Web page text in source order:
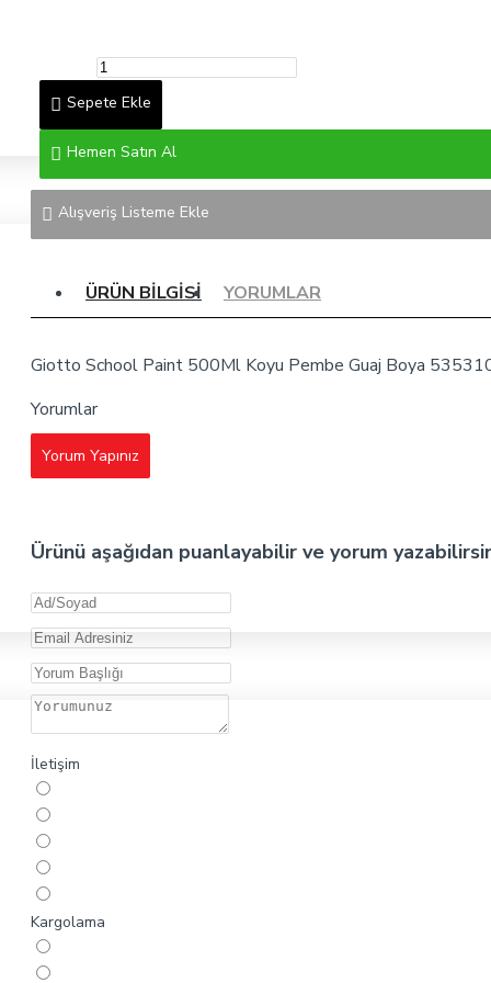
Sepete Ekle
Hemen Satın Al
Alışveriş Listeme Ekle
ÜRÜN BILGISI YORUMLAR
Giotto School Paint 500Ml Koyu Pembe Guaj Boya
Yorumlar
Yorum Yapınız
Ürünü aşağıdan puanlayabilir ve yorum
İletişim
Kargolama